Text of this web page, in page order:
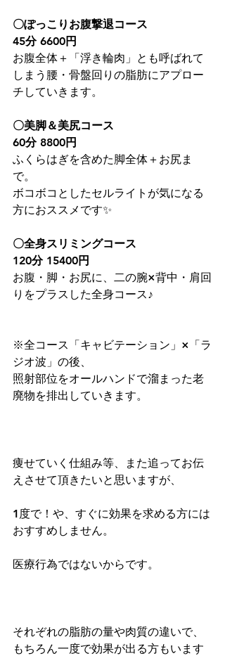
〇ぽっこりお腹撃退コース
45分 6600円
お腹全体＋「浮き輪肉」とも呼ばれて
しまう腰・骨盤回りの脂肪にアプロー
チしていきます。
〇美脚＆美尻コース
60分 8800円
ふくらはぎを含めた脚全体＋お尻ま
で。
ボコボコとしたセルライトが気になる
方におススメです✨
〇全身スリミングコース
120分 15400円
お腹・脚・お尻に、二の腕×背中・肩回
りをプラスした全身コース♪
※全コース「キャビテーション」×「ラ
ジオ波」の後、
照射部位をオールハンドで溜まった老
廃物を排出していきます。
痩せていく仕組み等、また追ってお伝
えさせて頂きたいと思いますが、
1度で！や、すぐに効果を求める方には
おすすめしません。
医療行為ではないからです。
それぞれの脂肪の量や肉質の違いで、
もちろん一度で効果が出る方もいます